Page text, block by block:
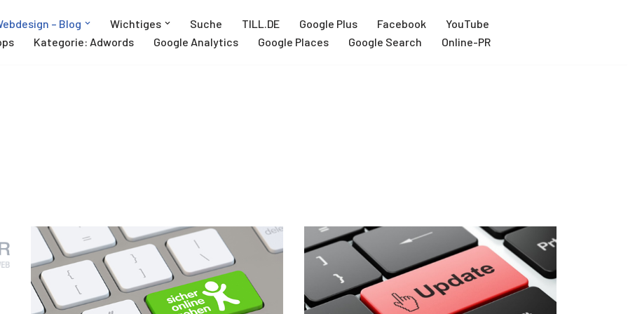
– Blog Wichtiges Suche TILL.DE Google Plus Facebook
YouTube
Kategorie: Adwords Google Analytics Google Places Google Search Online-PR